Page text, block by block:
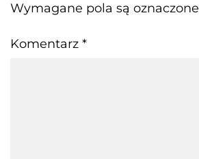
Wymagane pola są oznaczone
Komentarz *